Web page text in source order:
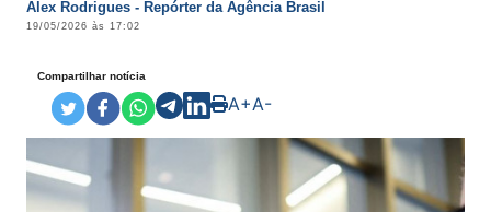
Alex Rodrigues - Repórter da Agência Brasil
19/05/2026 às 17:02
Compartilhar notícia
A+A-